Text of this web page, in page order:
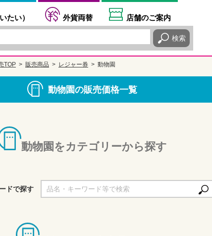
たい） 外貨両替 店舗のご案内
検索
TOP 販売商品 レジャー券 動物園
動物園の販売価格一覧
動物園をカテゴリーから探す
ドで探す